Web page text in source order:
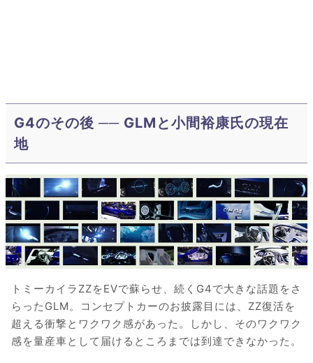
G4のその後 ── GLMと小間裕康氏の現在
地
トミーカイラZZをEVで蘇らせ、続くG4で大きな話題をさ
らったGLM。コンセプトカーのお披露目には、ZZ復活を
超える衝撃とワクワク感があった。しかし、そのワクワク
感を量産車として届けるところまでは到達できなかった。